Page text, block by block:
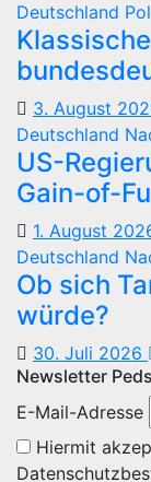
Deutschland
3. August
Deutschland
US-
Gain-of-
1. August
Deutschland
Ob sich
würde?
30. Juli 2026
Newsletter
E-Mail-Adresse
Hiermit